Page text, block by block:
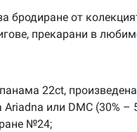
бродиране от
прекарани в
22ct,
или DMC (30% –
№24;